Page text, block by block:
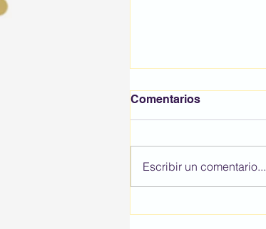
BON ESTIU
Comentarios
Escribir un comentario...